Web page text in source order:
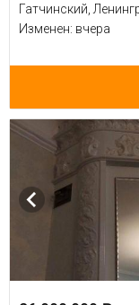
Гатчинский,
Изменен: вчера